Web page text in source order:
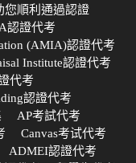
您順利通過認證
認證代考
(AMIA)認證代考
Institute認證代考
代考
認證代考
AP考試代考
Canvas考试代考
ADMEI認證代考